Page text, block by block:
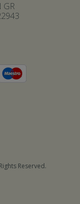
Reserved.